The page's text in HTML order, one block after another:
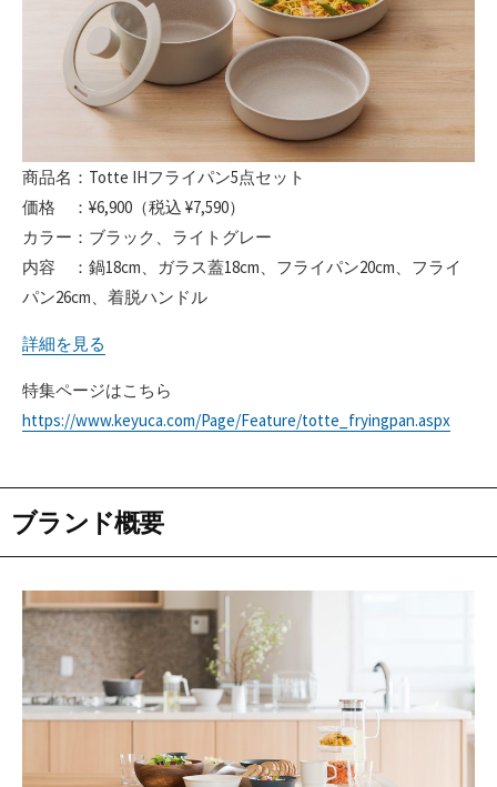
商品名：Totte IHフライパン5点セット
価格 ：¥6,900（税込 ¥7,590）
カラー：ブラック、ライトグレー
内容 ：鍋18cm、ガラス蓋18cm、フライパン20cm、フライ
パン26cm、着脱ハンドル
詳細を見る
特集ページはこちら
https://www.keyuca.com/Page/Feature/totte_fryingpan.aspx
ブランド概要